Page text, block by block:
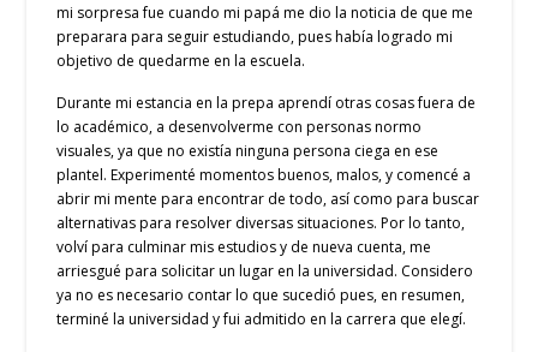
mi sorpresa fue cuando mi papá me dio la noticia de que me
preparara para seguir estudiando, pues había logrado mi
objetivo de quedarme en la escuela.
Durante mi estancia en la prepa aprendí otras cosas fuera de
lo académico, a desenvolverme con personas normo
visuales, ya que no existía ninguna persona ciega en ese
plantel. Experimenté momentos buenos, malos, y comencé a
abrir mi mente para encontrar de todo, así como para buscar
alternativas para resolver diversas situaciones. Por lo tanto,
volví para culminar mis estudios y de nueva cuenta, me
arriesgué para solicitar un lugar en la universidad. Considero
ya no es necesario contar lo que sucedió pues, en resumen,
terminé la universidad y fui admitido en la carrera que elegí.